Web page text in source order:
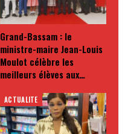
Grand-Bassam : le
ministre-maire Jean-Louis
Moulot célèbre les
meilleurs élèves aux…
ACTUALITE